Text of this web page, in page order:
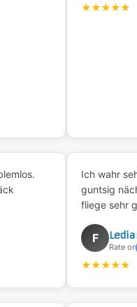
★★★★★
Ich wahr
guntsig
fliege sehr
F
Rate on
★★★★★